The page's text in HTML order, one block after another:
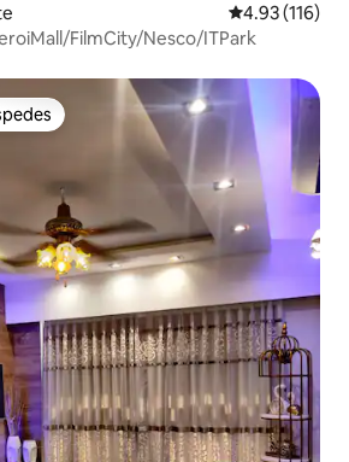
Calificación
4.93 (116)
FilmCity/Nesco/ITPark